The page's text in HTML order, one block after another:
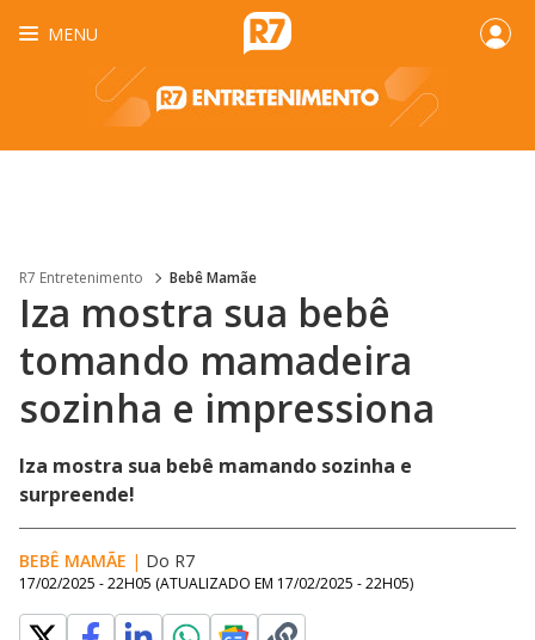
MENU
R7 Entretenimento Bebê Mamãe
Iza mostra sua bebê
tomando mamadeira
sozinha e impressiona
Iza mostra sua bebê mamando sozinha e
surpreende!
BEBÊ MAMÃE | Do R7
17/02/2025 - 22H05 (ATUALIZADO EM 17/02/2025 - 22H05)